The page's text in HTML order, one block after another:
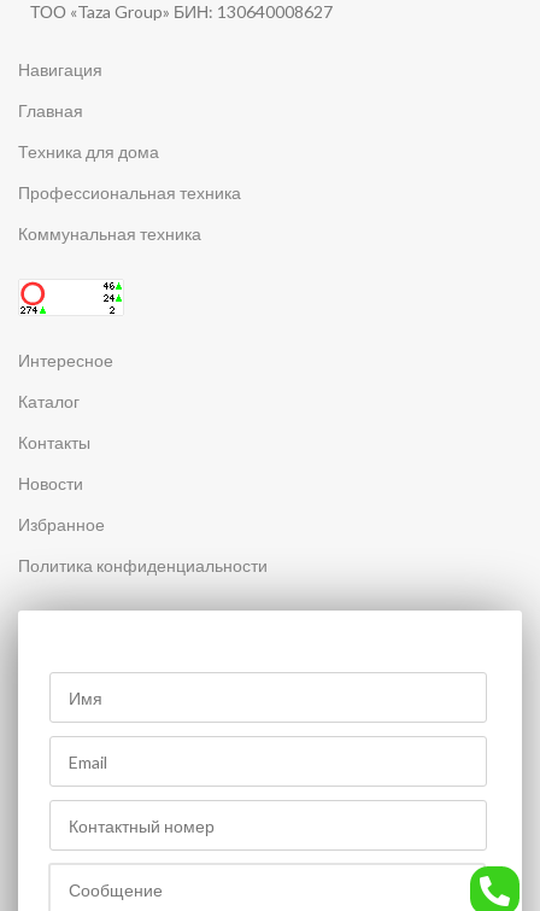
ТОО «Taza Group» БИН: 130640008627
Навигация
Главная
Техника для дома
Профессиональная техника
Коммунальная техника
Интересное
Каталог
Контакты
Новости
Избранное
Политика конфиденциальности